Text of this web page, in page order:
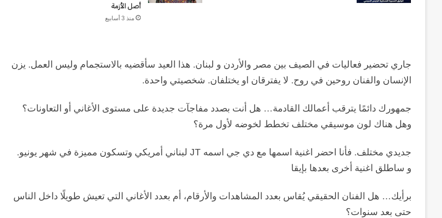
أصل الأزمة
منذ 3 أسابيع
جاري تحضير فعاليات في الصيف بين مصر والأردن و لبنان. هذا العيد سأقضيه بالاستجمام وليس العمل. يزن
الإنسان والفنان روحين في روح. لا يفترقان او يختلفان. شخصيتي واحدة.
جمهورك دائمًا يترقب أعمالك القادمة… هل أنت بصدد مفاجآت جديدة على مستوى الأغاني أو التعاونات؟
وهل هناك لون موسيقي مختلف تخطط لخوضه لأول مرة؟
جديدي مختلف. فأنا احضر اغنية اسمها مع دي جي اسمه JT لبناني أمريكي وتسكون مميزة في شهر يونيو.
و ساطلق اغنية أخرى بعدها بإيقا
برأيك… هل الفنان الحقيقي يُقاس بعدد المشاهدات والأرقام، أم بعدد الأغاني التي تعيش طويلًا داخل الناس
حتى بعد سنوات؟